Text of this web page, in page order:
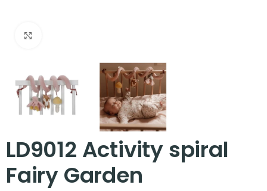
LD9012 Activity spiral
Fairy Garden